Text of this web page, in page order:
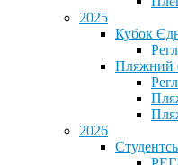
2025
Кубок
Пляжний
2026